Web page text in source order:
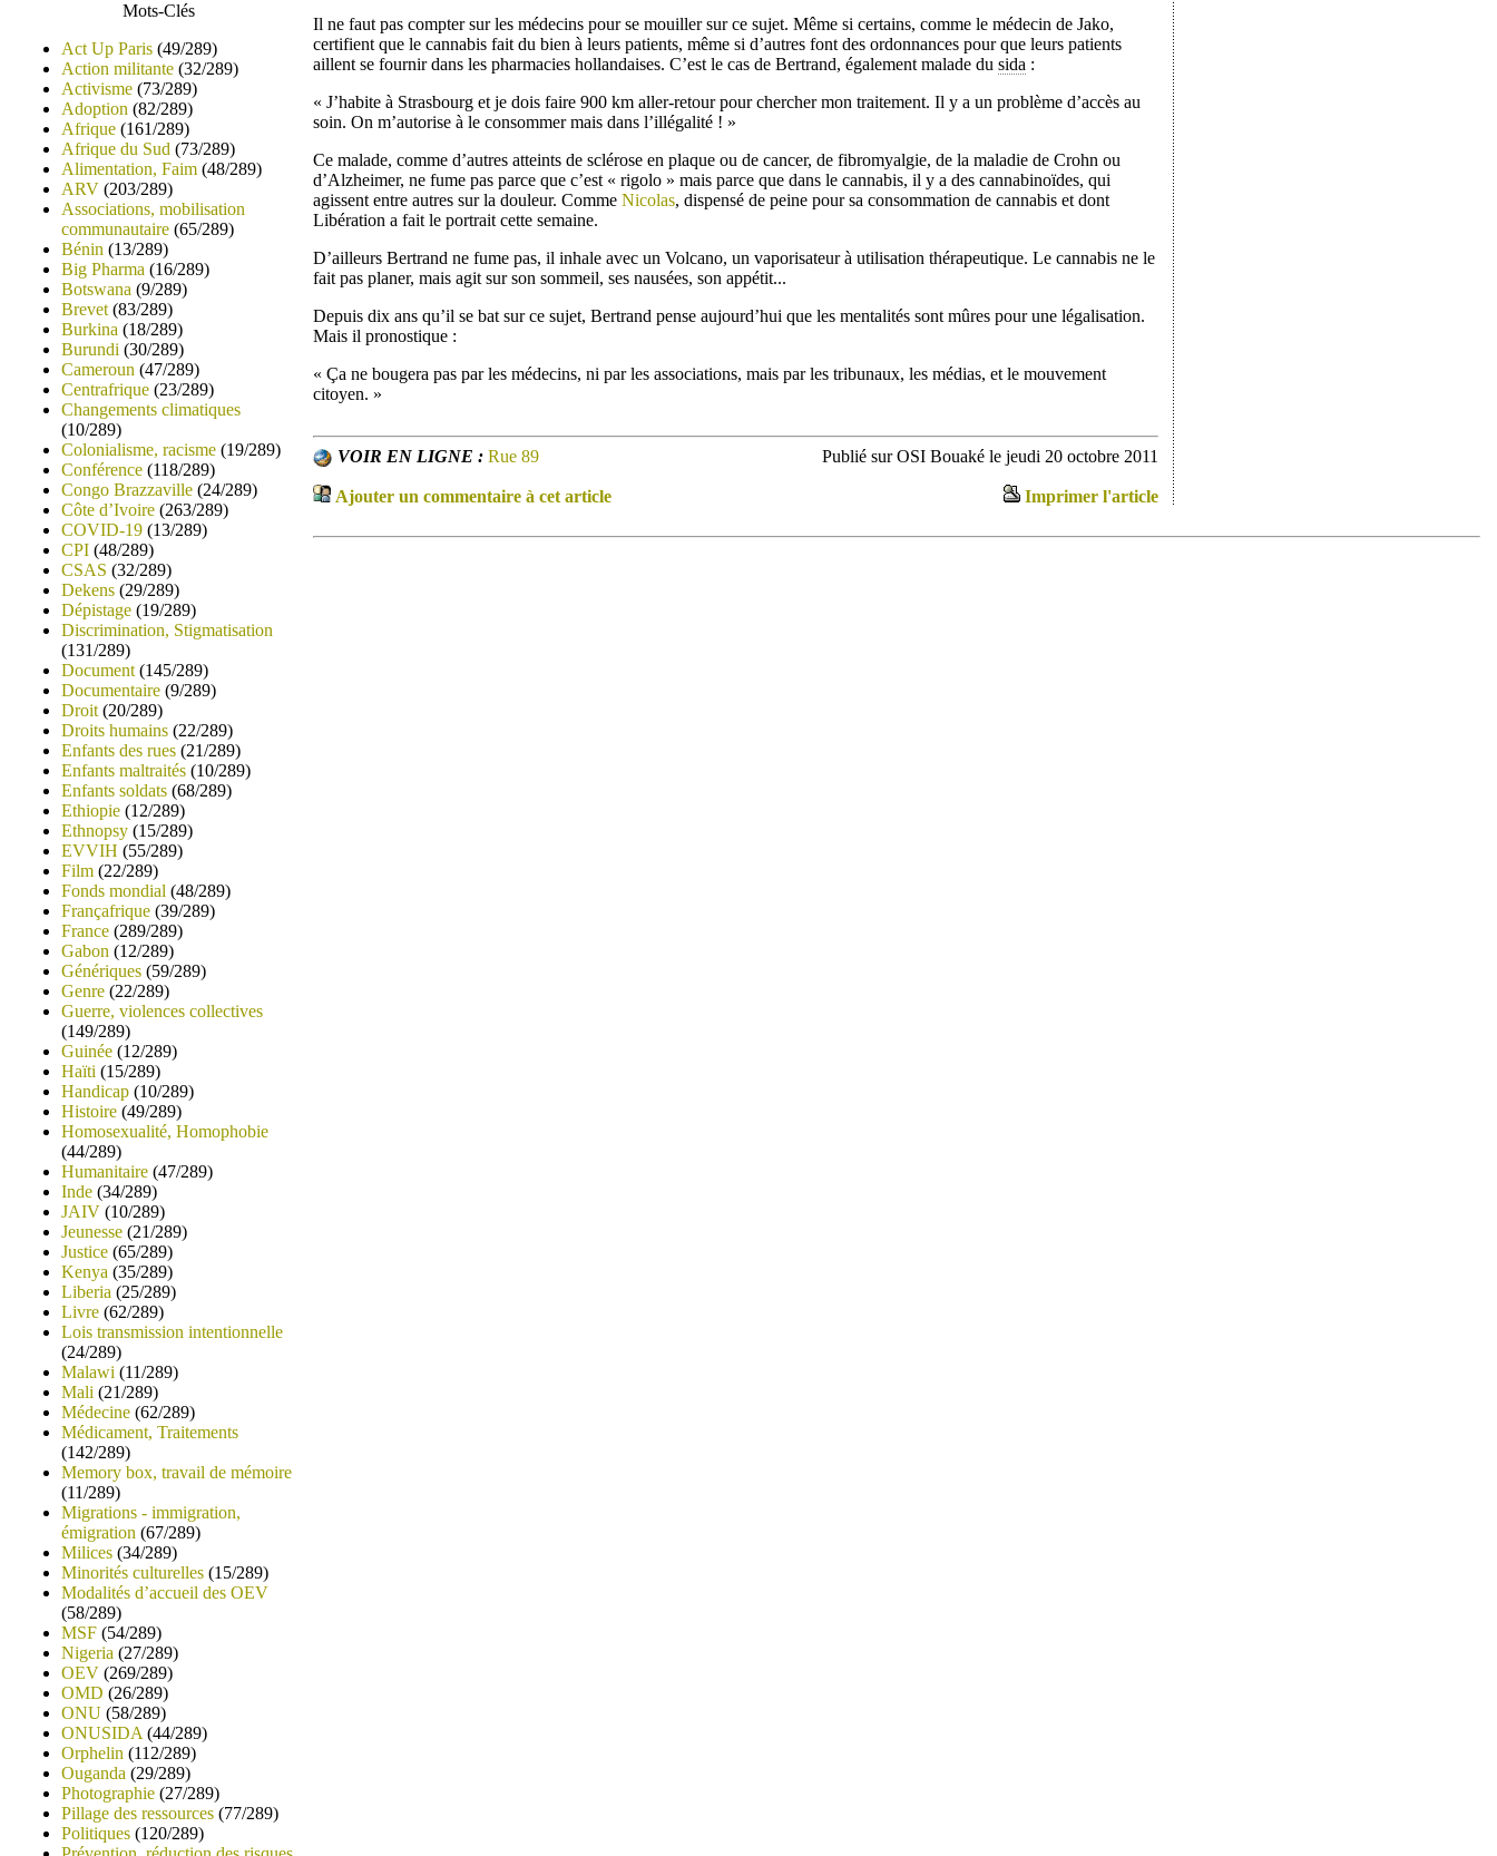
Mots-Clés
Act Up Paris (49/289)
Action militante (32/289)
Activisme (73/289)
Adoption (82/289)
Afrique (161/289)
Afrique du Sud (73/289)
Alimentation, Faim (48/289)
ARV (203/289)
Associations, mobilisation
communautaire (65/289)
Bénin (13/289)
Big Pharma (16/289)
Botswana (9/289)
Brevet (83/289)
Burkina (18/289)
Burundi (30/289)
Cameroun (47/289)
Centrafrique (23/289)
Changements climatiques
(10/289)
Colonialisme, racisme (19/289)
Conférence (118/289)
Congo Brazzaville (24/289)
Côte d’Ivoire (263/289)
COVID-19 (13/289)
CPI (48/289)
CSAS (32/289)
Dekens (29/289)
Dépistage (19/289)
Discrimination, Stigmatisation
(131/289)
Document (145/289)
Documentaire (9/289)
Droit (20/289)
Droits humains (22/289)
Enfants des rues (21/289)
Enfants maltraités (10/289)
Enfants soldats (68/289)
Ethiopie (12/289)
Ethnopsy (15/289)
EVVIH (55/289)
Film (22/289)
Fonds mondial (48/289)
Françafrique (39/289)
France (289/289)
Gabon (12/289)
Génériques (59/289)
Genre (22/289)
Guerre, violences collectives
(149/289)
Guinée (12/289)
Haïti (15/289)
Handicap (10/289)
Histoire (49/289)
Homosexualité, Homophobie
(44/289)
Humanitaire (47/289)
Inde (34/289)
JAIV (10/289)
Jeunesse (21/289)
Justice (65/289)
Kenya (35/289)
Liberia (25/289)
Livre (62/289)
Lois transmission intentionnelle
(24/289)
Malawi (11/289)
Mali (21/289)
Médecine (62/289)
Médicament, Traitements
(142/289)
Memory box, travail de mémoire
(11/289)
Migrations - immigration,
émigration (67/289)
Milices (34/289)
Minorités culturelles (15/289)
Modalités d’accueil des OEV
(58/289)
MSF (54/289)
Nigeria (27/289)
OEV (269/289)
OMD (26/289)
ONU (58/289)
ONUSIDA (44/289)
Orphelin (112/289)
Ouganda (29/289)
Photographie (27/289)
Pillage des ressources (77/289)
Politiques (120/289)
Il ne faut pas compter sur les médecins pour se mouiller sur ce sujet. Même si certains, comme le médecin de Jako,
certifient que le cannabis fait du bien à leurs patients, même si d’autres font des ordonnances pour que leurs patients
aillent se fournir dans les pharmacies hollandaises. C’est le cas de Bertrand, également malade du sida :
« J’habite à Strasbourg et je dois faire 900 km aller-retour pour chercher mon traitement. Il y a un problème d’accès au
soin. On m’autorise à le consommer mais dans l’illégalité ! »
Ce malade, comme d’autres atteints de sclérose en plaque ou de cancer, de fibromyalgie, de la maladie de Crohn ou
d’Alzheimer, ne fume pas parce que c’est « rigolo » mais parce que dans le cannabis, il y a des cannabinoïdes, qui
agissent entre autres sur la douleur. Comme Nicolas, dispensé de peine pour sa consommation de cannabis et dont
Libération a fait le portrait cette semaine.
D’ailleurs Bertrand ne fume pas, il inhale avec un Volcano, un vaporisateur à utilisation thérapeutique. Le cannabis ne le
fait pas planer, mais agit sur son sommeil, ses nausées, son appétit...
Depuis dix ans qu’il se bat sur ce sujet, Bertrand pense aujourd’hui que les mentalités sont mûres pour une légalisation.
Mais il pronostique :
« Ça ne bougera pas par les médecins, ni par les associations, mais par les tribunaux, les médias, et le mouvement
citoyen. »
VOIR EN LIGNE : Rue 89 Publié sur OSI Bouaké le jeudi 20 octobre 2011
Ajouter un commentaire à cet article Imprimer l'article